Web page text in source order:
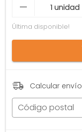
Última disponible!
Calcular envío
Código postal